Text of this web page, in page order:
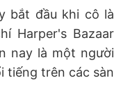
bắt đầu khi cô là
Harper's Bazaar
nay là một người
tiếng trên các sàn